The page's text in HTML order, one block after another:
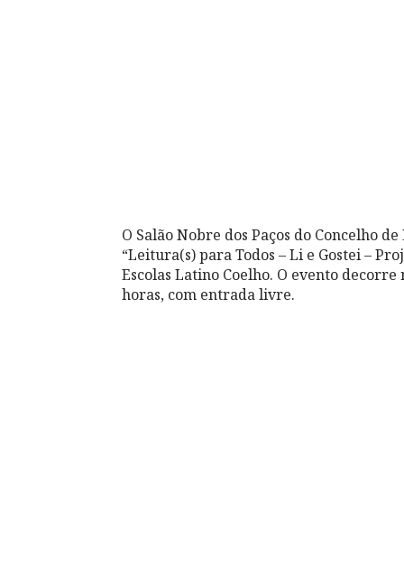
O Salão Nobre dos Paços do Concelho
“Leitura(s) para Todos – Li e Gostei –
Escolas Latino Coelho. O evento
horas, com entrada livre.